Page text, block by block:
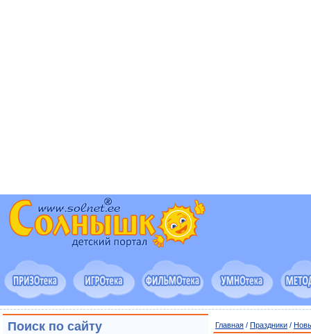
Главная / Праздники /
Поиск по сайту